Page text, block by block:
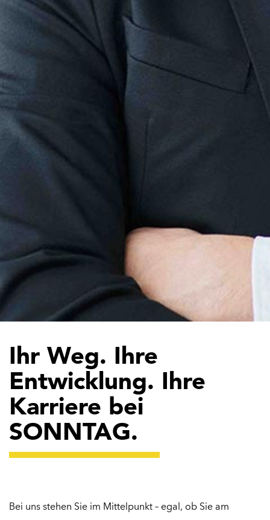
Ihr Weg. Ihre
Entwicklung. Ihre
Karriere bei
SONNTAG.
Bei uns stehen Sie im Mittelpunkt – egal, ob Sie am